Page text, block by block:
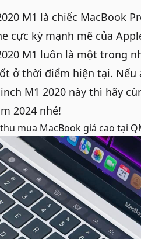
M1 là chiếc MacBook
cực kỳ mạnh mẽ của
M1 luôn là một trong
ở thời điểm hiện tại.
M1 2020 này thì hãy
2024 nhé!
thu mua MacBook giá cao tại